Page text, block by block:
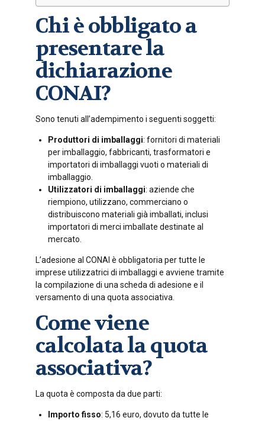
Chi è obbligato a
presentare la
dichiarazione
CONAI?
Sono tenuti all’adempimento i seguenti soggetti:
Produttori di imballaggi: fornitori di materiali
per imballaggio, fabbricanti, trasformatori e
importatori di imballaggi vuoti o materiali di
imballaggio.
Utilizzatori di imballaggi: aziende che
riempiono, utilizzano, commerciano o
distribuiscono materiali già imballati, inclusi
importatori di merci imballate destinate al
mercato.
L’adesione al CONAI è obbligatoria per tutte le
imprese utilizzatrici di imballaggi e avviene tramite
la compilazione di una scheda di adesione e il
versamento di una quota associativa.
Come viene
calcolata la quota
associativa?
La quota è composta da due parti:
Importo fisso: 5,16 euro, dovuto da tutte le